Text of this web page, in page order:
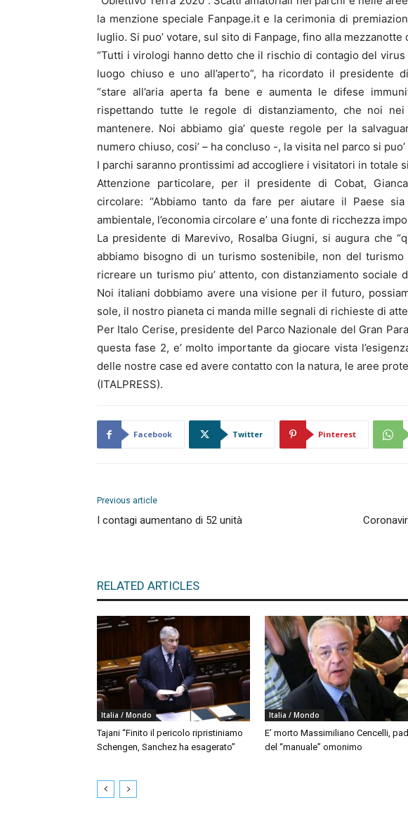
la menzione speciale Fanpage.it e la cerimonia di
luglio. Si puo’ votare, sul sito di Fanpage, fino alla mezzanotte
“Tutti i virologi hanno detto che il rischio di contagio del
luogo chiuso e uno all’aperto”, ha ricordato il presidente
“stare all’aria aperta fa bene e aumenta le difese
rispettando tutte le regole di distanziamento, che noi nei
mantenere. Noi abbiamo gia’ queste regole per la
numero chiuso, cosi’ – ha concluso -, la visita nel parco si
I parchi saranno prontissimi ad accogliere i visitatori in totale
Attenzione particolare, per il presidente di Cobat,
circolare: “Abbiamo tanto da fare per aiutare il Paese
ambientale, l’economia circolare e’ una fonte di ricchezza
La presidente di Marevivo, Rosalba Giugni, si augura che
abbiamo bisogno di un turismo sostenibile, non del
ricreare un turismo piu’ attento, con distanziamento sociale
Noi italiani dobbiamo avere una visione per il futuro,
sole, il nostro pianeta ci manda mille segnali di richieste di
Per Italo Cerise, presidente del Parco Nazionale del Gran
questa fase 2, e’ molto importante da giocare vista
delle nostre case ed avere contatto con la natura, le aree
(ITALPRESS).
Facebook Twitter Pinterest
Previous article
I contagi aumentano di 52 unità
RELATED ARTICLES
Italia / Mondo
Tajani “Finito il pericolo ripristiniamo
Schengen, Sanchez ha esagerato”
Italia / Mondo
E’ morto Massimiliano Cencelli,
del “manuale” omonimo